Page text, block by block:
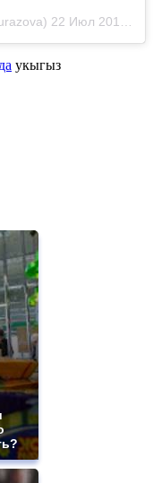
22 Июл 2018 в 5:14 PDT
укыгыз